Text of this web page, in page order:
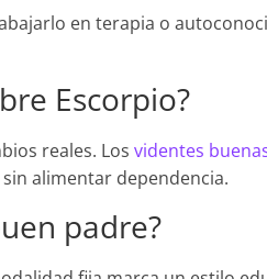
en terapia o
Escorpio?
reales. Los videntes
alimentar dependencia.
padre?